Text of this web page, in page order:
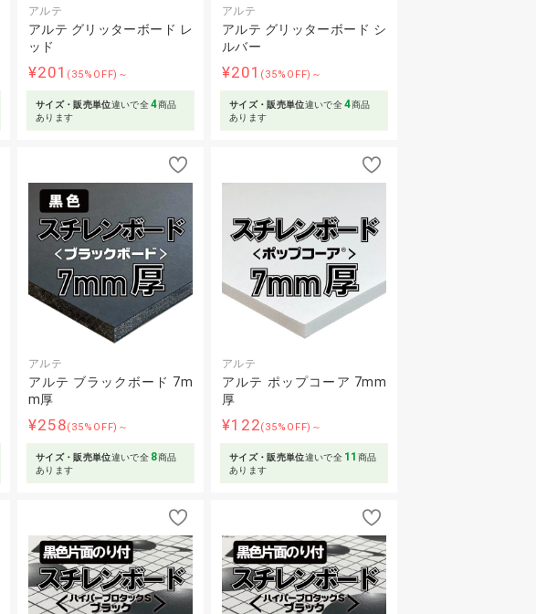
アルテ
アルテ グリッターボード レ
ッド
¥201 (35%OFF)～
サイズ・販売単位違いで全4商品
あります
アルテ
アルテ グリッターボード シ
ルバー
¥201 (35%OFF)～
サイズ・販売単位違いで全4商品
あります
アルテ
アルテ ブラックボード 7m
m厚
¥258(35%OFF)～
サイズ・販売単位違いで全 8商品
あります
アルテ
アルテ ポップコーア 7mm
厚
¥122(35%OFF)～
サイズ・販売単位違いで全 11 商品
あります